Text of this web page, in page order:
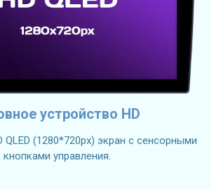
устройство HD
QLED (1280*720px) экран с сенсорными
кнопками управления.